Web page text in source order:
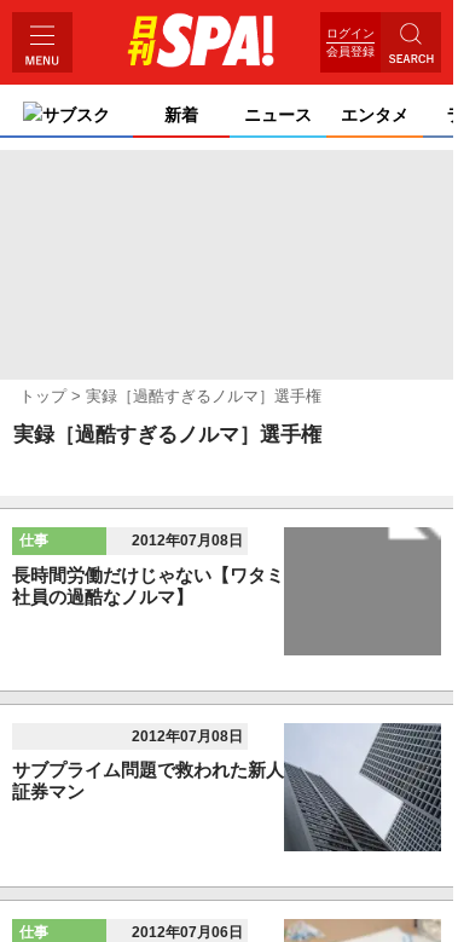
ログイン
会員登録
サブスク 新着 ニュース エンタメ
トップ 実録［過酷すぎるノルマ］選手権
実録［過酷すぎるノルマ］選手権
仕事 2012年07月08日
長時間労働だけじゃない【ワタミ
社員の過酷なノルマ】
2012年07月08日
サブプライム問題で救われた新人
証券マン
仕事 2012年07月06日